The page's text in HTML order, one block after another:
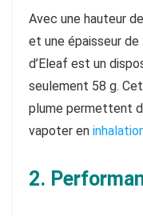
Avec une hauteur
et une épaisseur de
d’Eleaf est un
seulement 58 g.
plume permettent
vapoter en
2.